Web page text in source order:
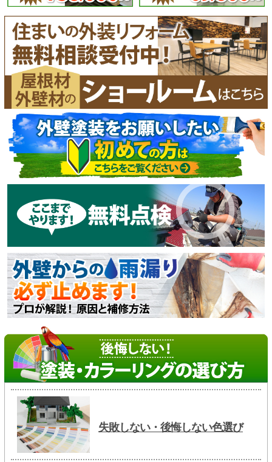
失敗しない・後悔しない色選び